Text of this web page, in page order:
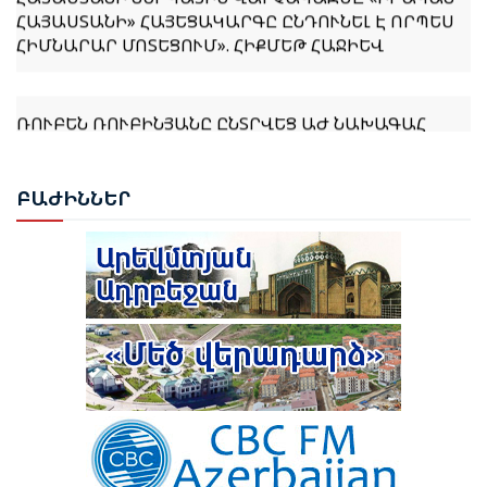
ՀԻՄՆԱՐԱՐ ՄՈՏԵՑՈՒՄ». ՀԻՔՄԵԹ ՀԱՋԻԵՎ
ՆԻԿՈԼ ՓԱՇԻՆՅԱՆԻՆ ՎԱՐՉԱՊԵՏ ՆՇԱՆԱԿԵԼՈՒ
ՄԱՍԻՆ ՀՐԱՄԱՆԱԳԻՐԸ
ԻԼՀԱՄ ԱԼԻԵՎ. ԿԵՆՏՐՈՆԱԿԱՆ ԱՍԻԱՅԻ ԵՐԿՐՆԵՐԻ
ՀԵՏ ՀԱՐԱԲԵՐՈՒԹՅՈՒՆՆԵՐԸ ԱԴՐԲԵՋԱՆԻ
ԱՐՏԱՔԻՆ ՔԱՂԱՔԱԿԱՆՈՒԹՅԱՆ ՀԻՄՆԱԿԱՆ
ԱՌԱՋՆԱՀԵՐԹՈՒԹՅՈՒՆՆԵՐԻՑ ՄԵԿՆ ԵՆ
ԹՈՒՐՔԻԱՅԻ ՀԵՏ ՀԱՏՈՒԿ ԲԱՆԱԳՆԱՑԻ ՀԵՏ
ԲԱԺԻՆՆԵՐ